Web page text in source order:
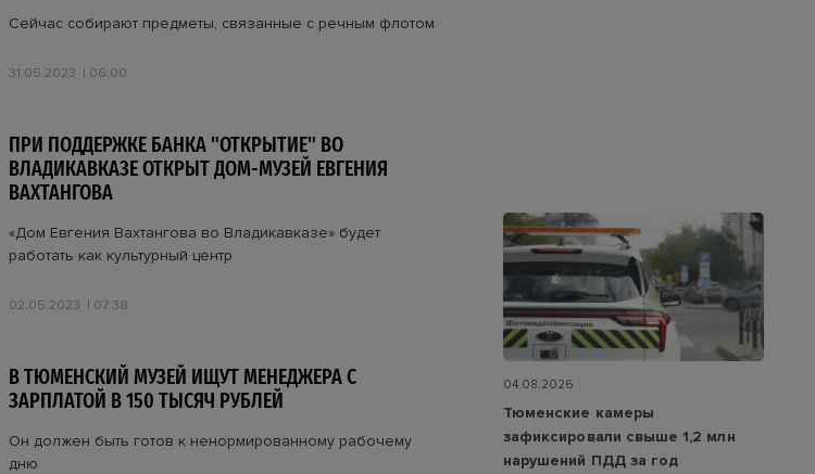
Сейчас собирают предметы, связанные с речным флотом
31.05.2023 06:00
ПРИ ПОДДЕРЖКЕ БАНКА "ОТКРЫТИЕ" ВО
ВЛАДИКАВКАЗЕ ОТКРЫТ ДОМ-МУЗЕЙ ЕВГЕНИЯ
ВАХТАНГОВА
«Дом Евгения Вахтангова во Владикавказе» будет
работать как культурный центр
02.05.2023 07:38
В ТЮМЕНСКИЙ МУЗЕЙ ИЩУТ МЕНЕДЖЕРА С
ЗАРПЛАТОЙ В 150 ТЫСЯЧ РУБЛЕЙ
Он должен быть готов к ненормированному рабочему
дню
04.08.2026
Тюменские камеры
зафиксировали свыше 1,2 млн
нарушений ПДД за год